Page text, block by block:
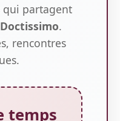
qui partagent
Doctissimo.
rencontres
temps